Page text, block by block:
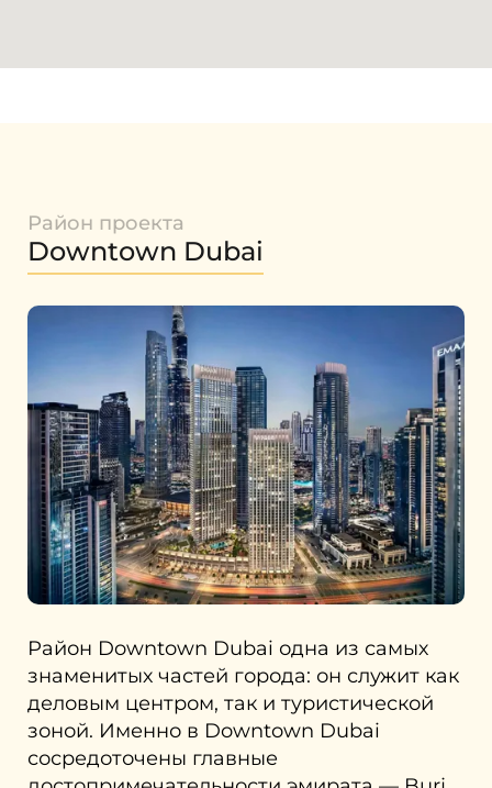
Район проекта
Downtown Dubai
Район Downtown Dubai одна из самых
знаменитых частей города: он служит как
деловым центром, так и туристической
зоной. Именно в Downtown Dubai
сосредоточены главные